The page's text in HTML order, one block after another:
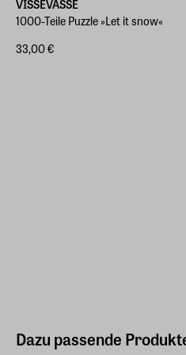
VISSEVASSE
1000-Teile Puzzle »Let it snow«
33,00 €
Dazu passende